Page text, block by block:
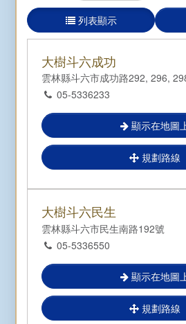
列表顯示
大樹斗六成功
雲林縣斗六市成功路292, 296,
05-5336233
顯示在地圖
規劃路線
大樹斗六民生
雲林縣斗六市民生南路192號
05-5336550
顯示在地圖
規劃路線
Sorry, the map could